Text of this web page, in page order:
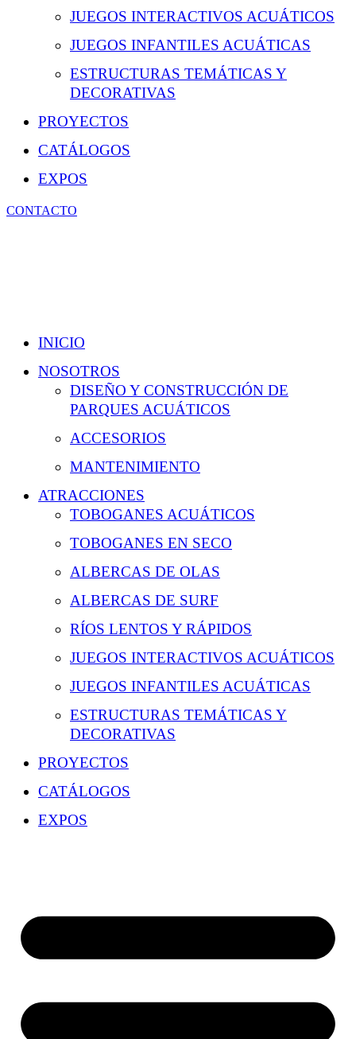
JUEGOS INTERACTIVOS ACUÁTICOS
JUEGOS INFANTILES ACUÁTICAS
ESTRUCTURAS TEMÁTICAS Y
DECORATIVAS
PROYECTOS
CATÁLOGOS
EXPOS
CONTACTO
INICIO
NOSOTROS
DISEÑO Y CONSTRUCCIÓN DE
PARQUES ACUÁTICOS
ACCESORIOS
MANTENIMIENTO
ATRACCIONES
TOBOGANES ACUÁTICOS
TOBOGANES EN SECO
ALBERCAS DE OLAS
ALBERCAS DE SURF
RÍOS LENTOS Y RÁPIDOS
JUEGOS INTERACTIVOS ACUÁTICOS
JUEGOS INFANTILES ACUÁTICAS
ESTRUCTURAS TEMÁTICAS Y
DECORATIVAS
PROYECTOS
CATÁLOGOS
EXPOS